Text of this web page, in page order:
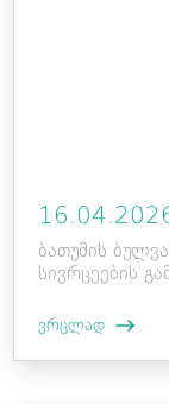
ბათუმის
სივრცეების
ვრცლად